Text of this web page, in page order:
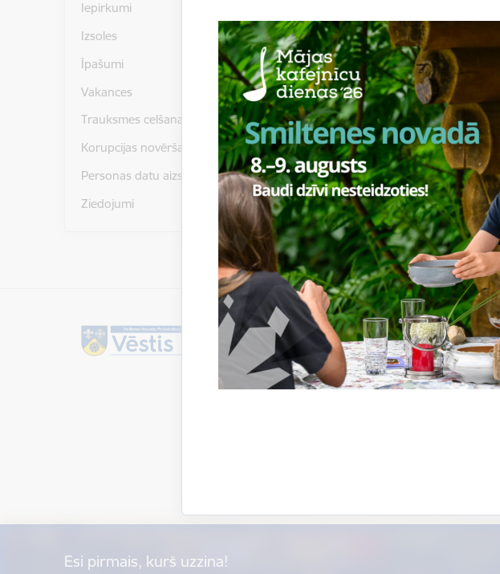
Iepirkumi
Izsoles
Īpašumi
Vakances
Trauksmes celšana
Korupcijas novēršana
Personas datu aizsardzība
Ziedojumi
Esi pirmais, kurš uzzina!